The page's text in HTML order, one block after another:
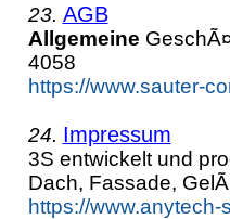
23. AGB
Allgemeine
4058
https://www.sauter-
24. Impressum
3S entwickelt und
Dach, Fassade,
https://